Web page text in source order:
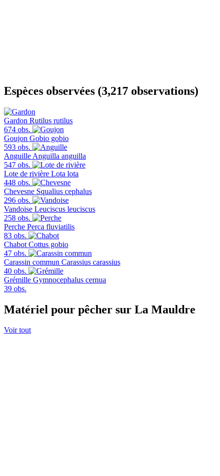
Espèces observées (3,217 observations)
Gardon Rutilus rutilus
674 obs.
Goujon Gobio gobio
593 obs.
Anguille Anguilla anguilla
547 obs.
Lote de rivière Lota lota
448 obs.
Chevesne Squalius cephalus
296 obs.
Vandoise Leuciscus leuciscus
258 obs.
Perche Perca fluviatilis
83 obs.
Chabot Cottus gobio
47 obs.
Carassin commun Carassius carassius
40 obs.
Grémille Gymnocephalus cernua
39 obs.
Matériel pour pêcher sur La Mauldre
Voir tout